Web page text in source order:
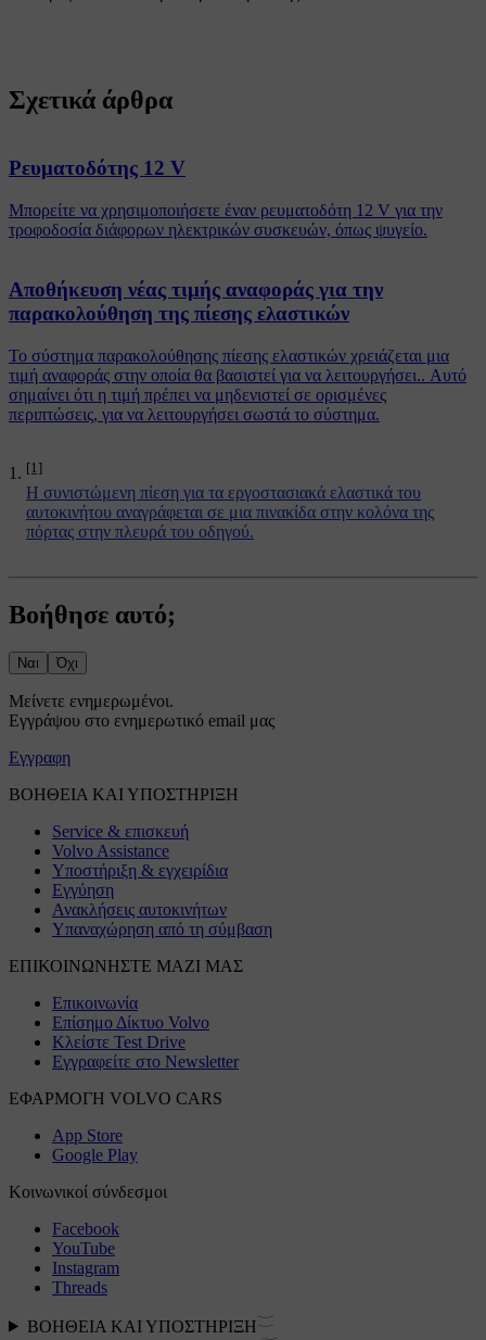
[1]
Η συνιστώμενη πίεση για τα εργοστασιακά ελαστικά του
αυτοκινήτου αναγράφεται σε μια πινακίδα στην κολόνα της
πόρτας στην πλευρά του οδηγού.
Σχετικά άρθρα
Ρευματοδότης 12 V
Μπορείτε να χρησιμοποιήσετε έναν ρευματοδότη 12 V για την
τροφοδοσία διάφορων ηλεκτρικών συσκευών, όπως ψυγείο.
Αποθήκευση νέας τιμής αναφοράς για την
παρακολούθηση της πίεσης ελαστικών
Το σύστημα παρακολούθησης πίεσης ελαστικών χρειάζεται μια
τιμή αναφοράς στην οποία θα βασιστεί για να λειτουργήσει.. Αυτό
σημαίνει ότι η τιμή πρέπει να μηδενιστεί σε ορισμένες
περιπτώσεις, για να λειτουργήσει σωστά το σύστημα.
Βοήθησε αυτό;
Ναι Όχι